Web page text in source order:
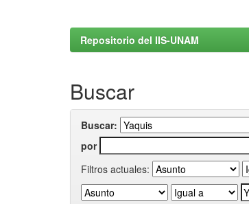
Repositorio del IIS-UNAM
Buscar
Buscar:
por
Filtros actuales: